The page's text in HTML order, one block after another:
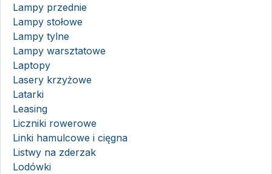
Lampy przednie
Lampy stołowe
Lampy tylne
Lampy warsztatowe
Laptopy
Lasery krzyżowe
Latarki
Leasing
Liczniki rowerowe
Linki hamulcowe i cięgna
Listwy na zderzak
Lodówki